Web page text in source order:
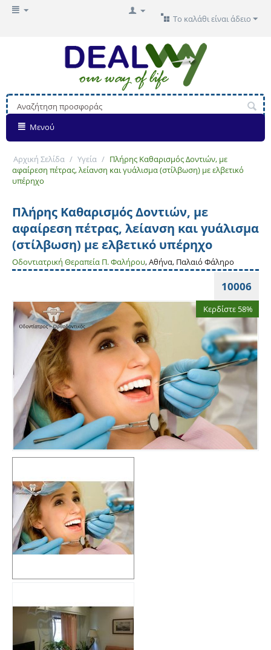
Το καλάθι είναι άδειο
Μενού
Αρχική Σελίδα / Υγεία / Πλήρης Καθαρισμός Δοντιών, με
αφαίρεση πέτρας, λείανση και γυάλισμα (στίλβωση) με ελβετικό
υπέρηχο
Πλήρης Καθαρισμός Δοντιών, με
αφαίρεση πέτρας, λείανση και γυάλισμα
(στίλβωση) με ελβετικό υπέρηχο
Οδοντιατρική Θεραπεία Π. Φαλήρου, Αθήνα, Παλαιό Φάληρο
10006
Κερδίστε 58%